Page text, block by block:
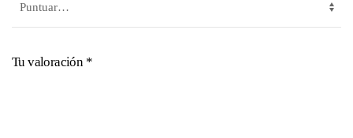
Tu valoración *